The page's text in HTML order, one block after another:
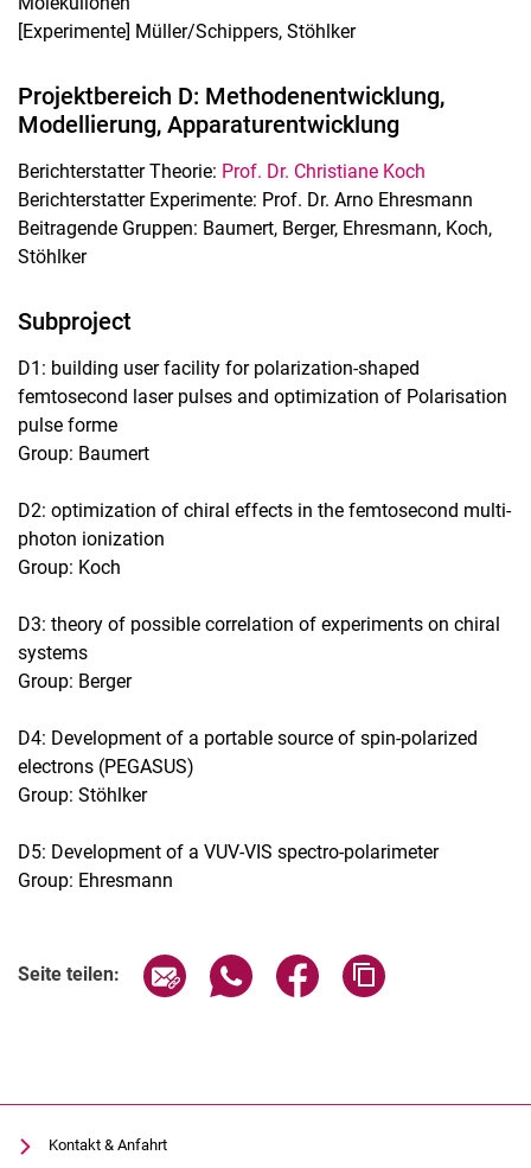
[Experimente] Müller/Schippers, Stöhlker
Projektbereich D: Methodenentwicklung,
Modellierung, Apparaturentwicklung
Berichterstatter Theorie: Prof. Dr. Christiane Koch
Berichterstatter Experimente: Prof. Dr. Arno Ehresmann
Beitragende Gruppen: Baumert, Berger, Ehresmann, Koch,
Stöhlker
Subproject
D1: building user facility for polarization-shaped
femtosecond laser pulses and optimization of Polarisation
pulse forme
Group: Baumert
D2: optimization of chiral effects in the femtosecond multi-
photon ionization
Group: Koch
D3: theory of possible correlation of experiments on chiral
systems
Group: Berger
D4: Development of a portable source of spin-polarized
electrons (PEGASUS)
Group: Stöhlker
D5: Development of a VUV-VIS spectro-polarimeter
Group: Ehresmann
Seite teilen: Seite über E-Mail teilen
Seite über WhatsApp teilen
Seite über Facebook
Kontakt & Anfahrt